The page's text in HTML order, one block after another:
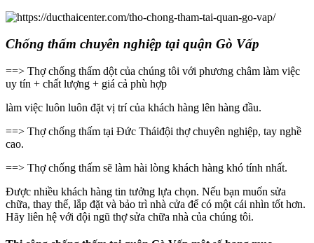
Chống thấm chuyên nghiệp tại quận Gò Vấp
==> Thợ chống thấm dột của chúng tôi với phương châm làm việc
uy tín + chất lượng + giá cả phù hợp
làm việc luôn luôn đặt vị trí của khách hàng lên hàng đầu.
==> Thợ chống thấm tại Đức Tháiđội thợ chuyên nghiệp, tay nghề
cao.
==> Thợ chống thấm sẽ làm hài lòng khách hàng khó tính nhất.
Được nhiều khách hàng tin tưởng lựa chọn. Nếu bạn muốn sửa
chữa, thay thế, lắp đặt và bảo trì nhà cửa để có một cái nhìn tốt hơn.
Hãy liên hệ với đội ngũ thợ sửa chữa nhà của chúng tôi.